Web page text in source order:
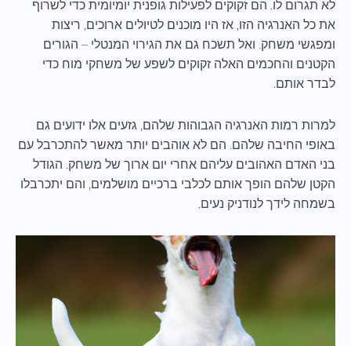
לא תגרום לו. הם זקוקים לפעילות גופנית יומיומית כדי לשרוף
את כל האנרגיה הזו, אז היו מוכנים לטיולים ארוכים, ריצות
ומפגשי משחק. ואל תשכח גם את הגירוי המנטלי – הגורים
הקטנים והחכמים האלה זקוקים לשפע של משחקי מוח כדי
לבדר אותם.
למרות רמות האנרגיה הגבוהות שלהם, גזעים אלו ידועים גם
באופי החיבה שלהם. הם לא אוהבים יותר מאשר להתכרבל עם
בני האדם האהובים עליהם אחרי יום ארוך של משחק. הגודל
הקטן שלהם הופך אותם לכלבי ברכיים מושלמים, והם יתכרבלו
בשמחה לידך לנודניק נעים.